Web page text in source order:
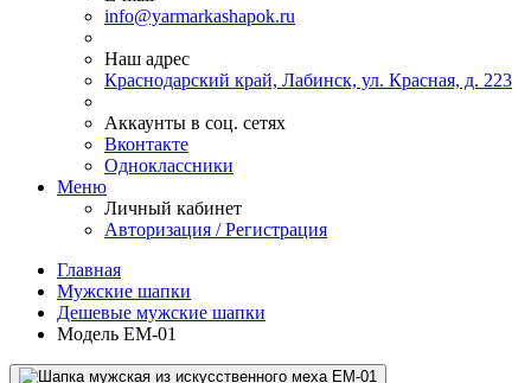
info@yarmarkashapok.ru
Наш адрес
Краснодарский край, Лабинск, ул. Красная, д. 223
Аккаунты в соц. сетях
Вконтакте
Одноклассники
Меню
Личный кабинет
Авторизация / Регистрация
Главная
Мужские шапки
Дешевые мужские шапки
Модель ЕМ-01